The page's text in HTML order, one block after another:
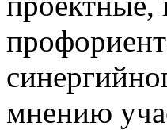
мнению